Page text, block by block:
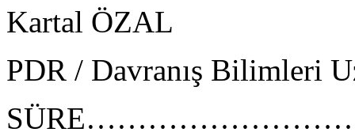
Kartal ÖZAL
PDR / Davranış Bilimleri